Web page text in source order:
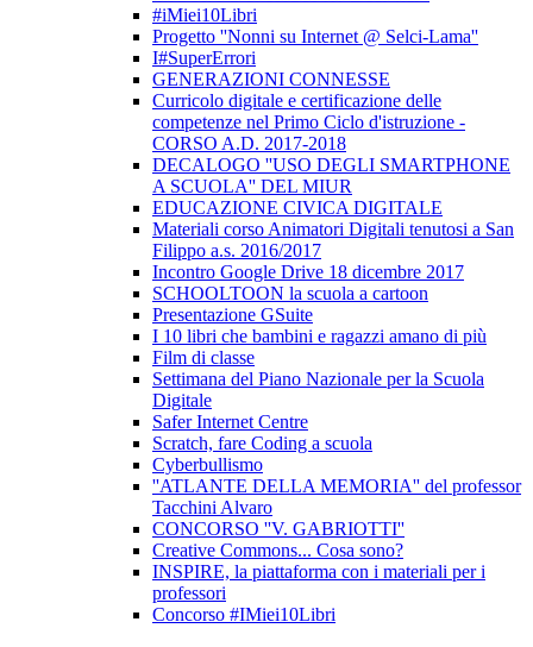
#iMiei10Libri
Progetto ''Nonni su Internet @ Selci-Lama''
I#SuperErrori
GENERAZIONI CONNESSE
Curricolo digitale e certificazione delle
competenze nel Primo Ciclo d'istruzione -
CORSO A.D. 2017-2018
DECALOGO ''USO DEGLI SMARTPHONE
A SCUOLA'' DEL MIUR
EDUCAZIONE CIVICA DIGITALE
Materiali corso Animatori Digitali tenutosi a San
Filippo a.s. 2016/2017
Incontro Google Drive 18 dicembre 2017
SCHOOLTOON la scuola a cartoon
Presentazione GSuite
I 10 libri che bambini e ragazzi amano di più
Film di classe
Settimana del Piano Nazionale per la Scuola
Digitale
Safer Internet Centre
Scratch, fare Coding a scuola
Cyberbullismo
''ATLANTE DELLA MEMORIA'' del professor
Tacchini Alvaro
CONCORSO ''V. GABRIOTTI''
Creative Commons... Cosa sono?
INSPIRE, la piattaforma con i materiali per i
professori
Concorso #IMiei10Libri